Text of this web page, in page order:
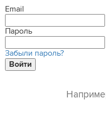
Email
Пароль
Забыли пароль?
Войти